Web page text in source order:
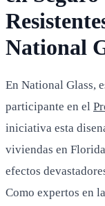
National
En National Glass,
participante en el
iniciativa esta
viviendas en
efectos
Como expertos en